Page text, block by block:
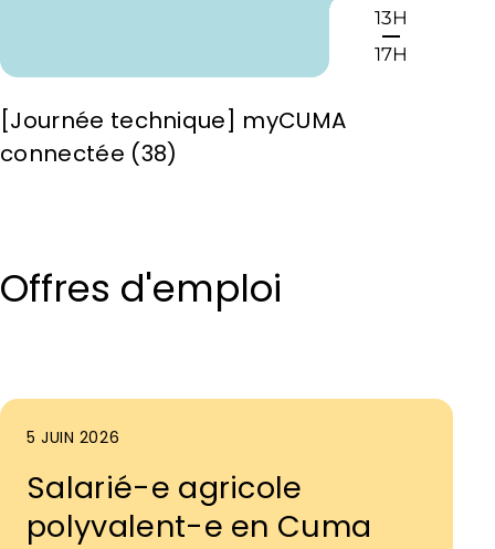
13H
17H
[Journée technique] myCUMA
connectée (38)
Offres d'emploi
5 JUIN 2026
Salarié-e agricole
polyvalent-e en Cuma